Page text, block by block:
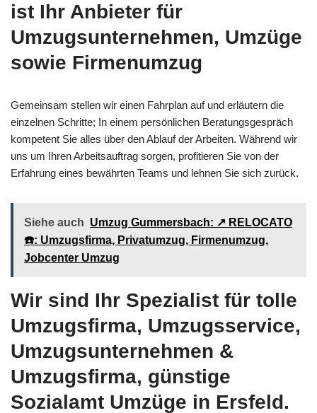
ist Ihr Anbieter für
Umzugsunternehmen, Umzüge
sowie Firmenumzug
Gemeinsam stellen wir einen Fahrplan auf und erläutern die
einzelnen Schritte; In einem persönlichen Beratungsgespräch
kompetent Sie alles über den Ablauf der Arbeiten. Während wir
uns um Ihren Arbeitsauftrag sorgen, profitieren Sie von der
Erfahrung eines bewährten Teams und lehnen Sie sich zurück.
Siehe auch Umzug Gummersbach: ↗️ RELOCATO
☎️: Umzugsfirma, Privatumzug, Firmenumzug,
Jobcenter Umzug
Wir sind Ihr Spezialist für tolle
Umzugsfirma, Umzugsservice,
Umzugsunternehmen &
Umzugsfirma, günstige
Sozialamt Umzüge in Ersfeld.